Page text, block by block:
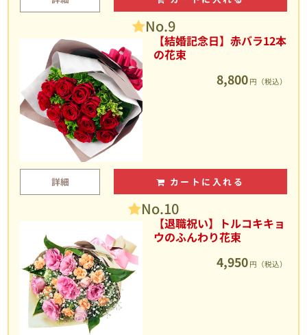
No.9
【結婚記念日】赤バラ12本
の花束
8,800 円（税込）
詳細 カートに入れる
No.10
【退職祝い】トルコキキョ
ウのふんわり花束
4,950 円（税込）